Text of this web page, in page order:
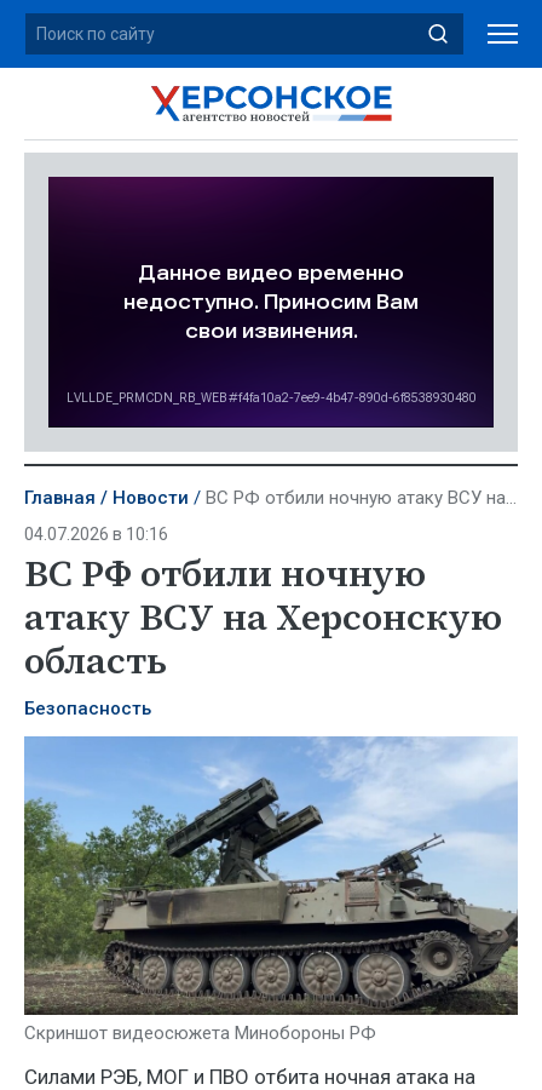
Главная Новости ВС РФ отбили ночную атаку ВСУ на Херсонскую область
04.07.2026 в 10:16
ВС РФ отбили ночную
атаку ВСУ на Херсонскую
область
Безопасность
Скриншот видеосюжета Минобороны РФ
Силами РЭБ, МОГ и ПВО отбита ночная атака на